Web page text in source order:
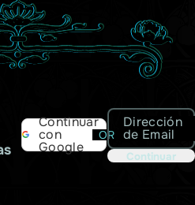
Continuar
con
Google
OR
Dirección
de Email
Continuar